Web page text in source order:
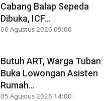
Cabang Balap Sepeda
Dibuka, ICF...
06 Agustus 2026 09:00
Butuh ART, Warga Tuban
Buka Lowongan Asisten
Rumah...
05 Agustus 2026 14:00